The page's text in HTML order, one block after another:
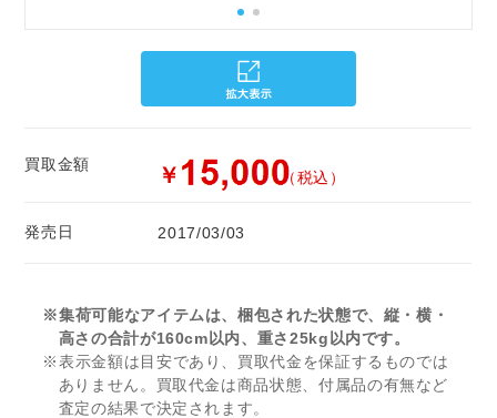
買取金額 ￥ （税込）
発売日 2017/03/03
※集荷可能なアイテムは、梱包された状態で、縦・横・
高さの合計が160cm以内、重さ25kg以内です。
※表示金額は目安であり、買取代金を保証するものでは
ありません。買取代金は商品状態、付属品の有無など
査定の結果で決定されます。